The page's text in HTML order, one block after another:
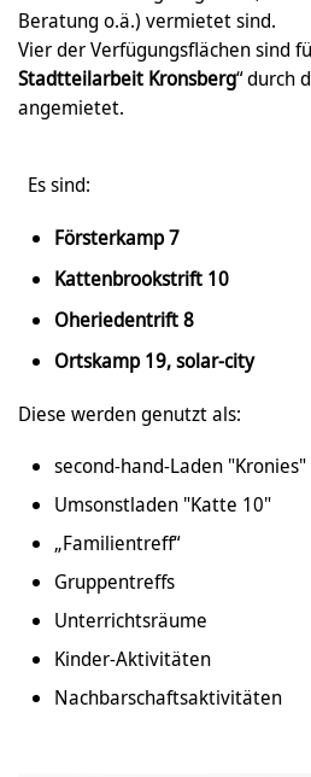
Beratung o.ä.) vermietet sind.
Vier der Verfügungsflächen sind
Stadtteilarbeit Kronsberg“ durch
angemietet.
Es sind:
Försterkamp 7
Kattenbrookstrift 10
Oheriedentrift 8
Ortskamp 19, solar-city
Diese werden genutzt als:
second-hand-Laden "Kronies"
Umsonstladen "Katte 10"
„Familientreff“
Gruppentreffs
Unterrichtsräume
Kinder-Aktivitäten
Nachbarschaftsaktivitäten